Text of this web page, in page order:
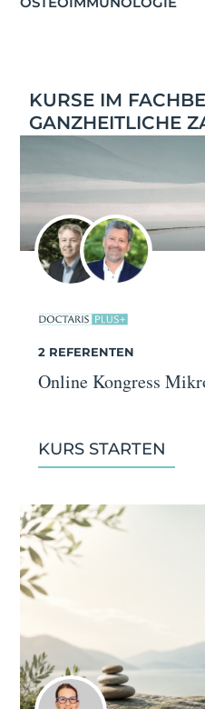
KURSE IM
GANZHEITLICHE
2 REFERENTEN
Online Kongress
KURS STARTEN